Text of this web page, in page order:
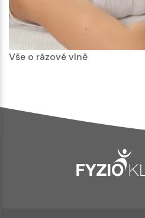
Vše o rázové vlně